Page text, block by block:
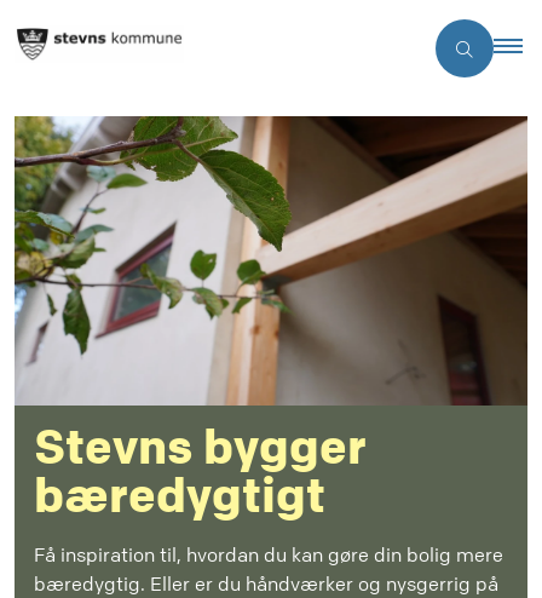
Stevns bygger
bæredygtigt
Få inspiration til, hvordan du kan gøre din bolig mere
bæredygtig. Eller er du håndværker og nysgerrig på